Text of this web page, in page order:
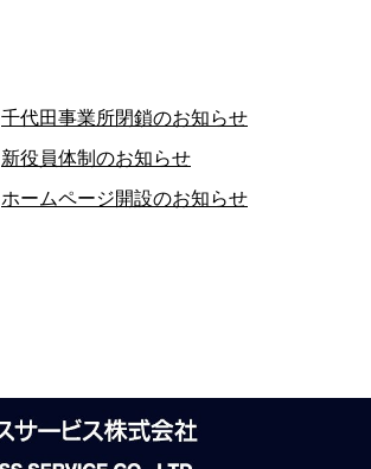
千代田事業所閉鎖のお知らせ
新役員体制のお知らせ
ホームページ開設のお知らせ